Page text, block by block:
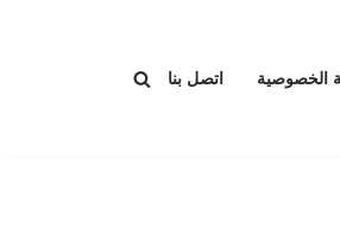
الخصوصية اتصل بنا